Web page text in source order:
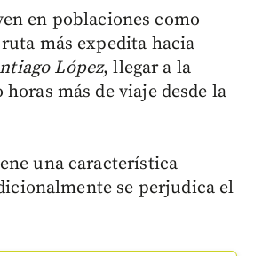
en poblaciones como
más expedita hacia
López, llegar a la
más de viaje desde la
una característica
se perjudica el